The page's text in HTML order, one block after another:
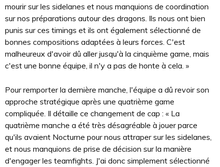
mourir sur les sidelanes et nous manquions de coordination
sur nos préparations autour des dragons. Ils nous ont bien
punis sur ces timings et ils ont également sélectionné de
bonnes compositions adaptées à leurs forces. C'est
malheureux d'avoir dû aller jusqu'à la cinquième game, mais
c'est une bonne équipe, il n'y a pas de honte à cela. »
Pour remporter la dernière manche, l'équipe a dû revoir son
approche stratégique après une quatrième game
compliquée. Il détaille ce changement de cap : « La
quatrième manche a été très désagréable à jouer parce
qu'ils avaient Nocturne pour nous attraper sur les sidelanes,
et nous manquions de prise de décision sur la manière
d'engager les teamfights. J'ai donc simplement sélectionné